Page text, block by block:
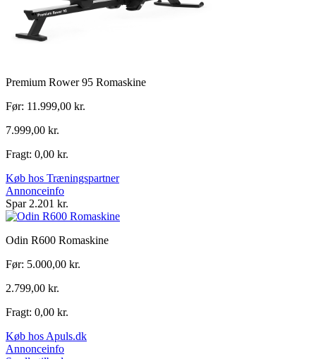
Premium Rower 95 Romaskine
Før: 11.999,00 kr.
7.999,00 kr.
Fragt: 0,00 kr.
Køb hos Træningspartner
Annonceinfo
Spar 2.201 kr.
Odin R600 Romaskine
Før: 5.000,00 kr.
2.799,00 kr.
Fragt: 0,00 kr.
Køb hos Apuls.dk
Annonceinfo